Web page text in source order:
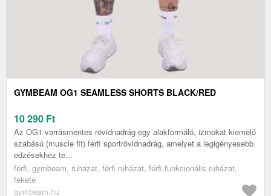
GYMBEAM OG1 SEAMLESS SHORTS BLACK/RED
10 290 Ft
Az OG1 varrásmentes rövidnadrág egy alakformáló, izmokat kiemelő
szabású (muscle fit) férfi sportrövidnadrág, amelyet a legigényesebb
edzésekhez te...
férfi, gymbeam, ruházat, férfi ruházat, férfi funkcionális ruházat,
fekete
gymbeam.hu